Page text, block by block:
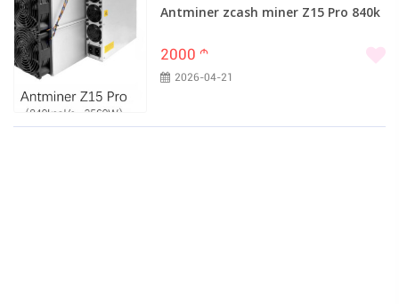
Antminer zcash miner Z15 Pro 840k
2000 m
2026-04-21